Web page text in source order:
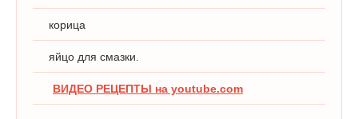
корица
яйцо для смазки.
ВИДЕО РЕЦЕПТЫ на youtube.com